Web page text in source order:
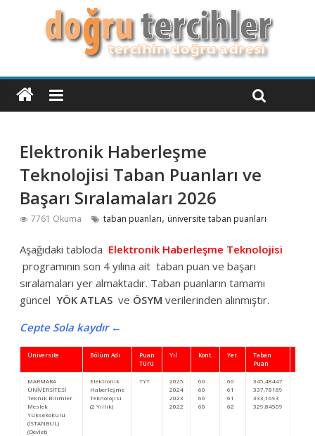
Elektronik Haberleşme
Teknolojisi Taban Puanları ve
Başarı Sıralamaları 2026
7761 Okuma taban puanları, üniversite taban puanları
Aşağıdaki tabloda Elektronik Haberleşme Teknolojisi
programının son 4 yılına ait taban puan ve başarı
sıralamaları yer almaktadır. Taban puanların tamamı
güncel YÖK ATLAS ve ÖSYM verilerinden alınmıştır.
Cepte Sola kaydır ←
Üniversite Bölüm Adı
Puan
Türü
Yıl Kont. Yer.
Taban
Puan
MARMARA
ÜNİVERSİTESİ
Teknik Bilimler
Meslek
Yüksekokulu
(İSTANBUL)
(Devlet)
Elektronik
Haberleşme
Teknolojisi
(2 Yıllık)
TYT
2025
2024
2023
2022
60
60
60
60
60
61
61
62
345,48447
337,78189
333,1693
329,84509